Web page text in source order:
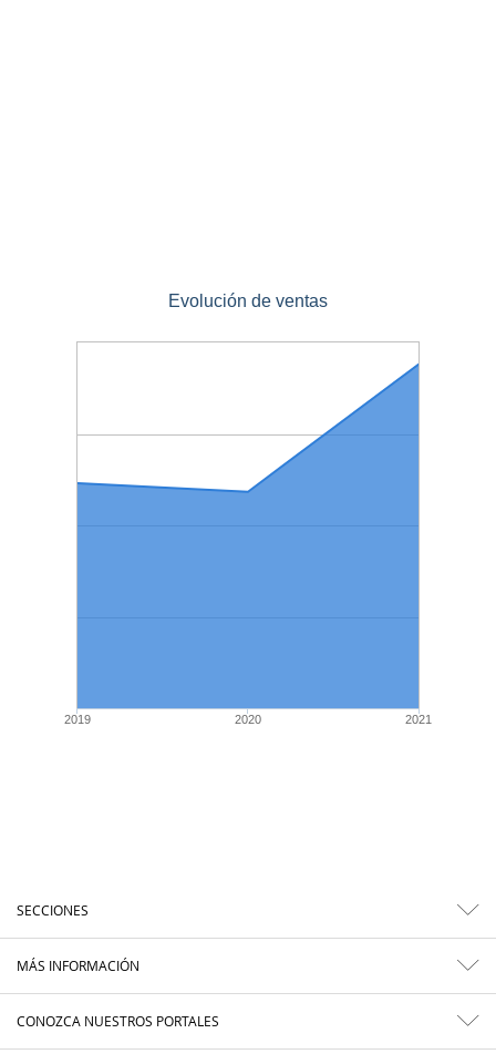
Evolución de ventas
2019 2020 2021
SECCIONES
MÁS INFORMACIÓN
CONOZCA NUESTROS PORTALES